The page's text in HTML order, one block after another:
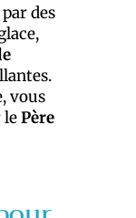
des
vous
lePère